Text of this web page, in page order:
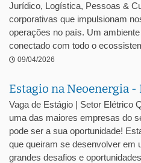
Jurídico, Logística, Pessoas &
corporativas que impulsionam
operações no país. Um
conectado com todo o
09/04/2026
Estagio na Neoenergia -
Vaga de Estágio | Setor Elétrico
uma das maiores empresas do
pode ser a sua oportunidade!
que queiram se desenvolver em
grandes desafios e